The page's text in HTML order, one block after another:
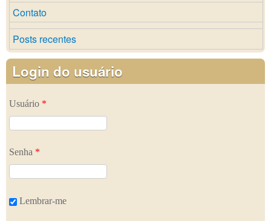
Contato
Posts recentes
Login do usuário
Usuário *
Senha *
Lembrar-me